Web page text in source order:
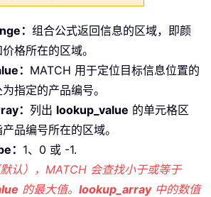
： 组合公式返回信息的区域，即颜
格所在的区域。
： MATCH 用于定位目标信息位置的
指定的产品编号。
： 列出 lookup_value 的单元格区
品编号所在的区域。
： 1、0 或 -1.
认），MATCH 会查找小于或等于
的最大值。 lookup_array中的数值